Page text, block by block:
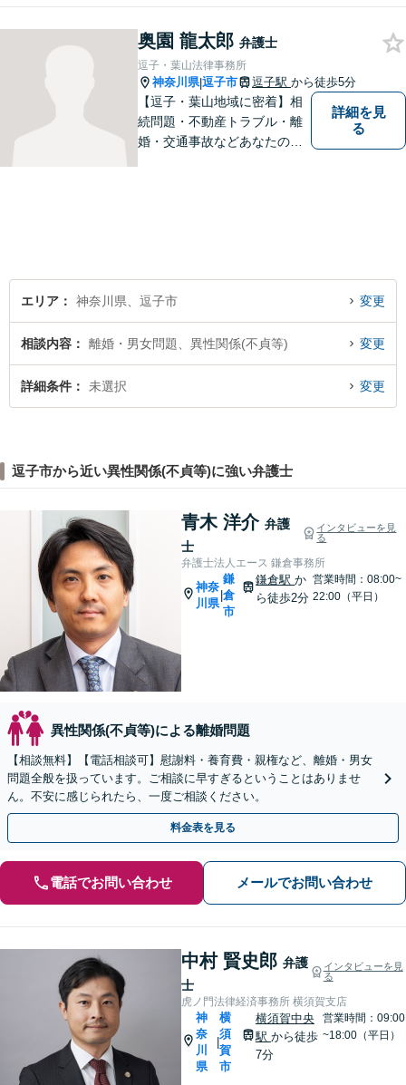
ど、幅広く対応可能。【明確
な料金体系】１件１件ていね
いに対応させて頂きます。ご
連絡ください。
奥園 龍太郎 弁護士
逗子・葉山法律事務所
神奈川県|逗子市 逗子駅 から徒歩5分
【逗子・葉山地域に密着】相
続問題・不動産トラブル・離
婚・交通事故などあなたの困
詳細を見
る
エリア 神奈川県、逗子市 変更
相談内容 離婚・男女問題、異性関係(不貞等) 変更
詳細条件 未選択 変更
逗子市から近い異性関係(不貞等)に強い弁護士
青木 洋介 弁護
士
インタビューを見
る
弁護士法人エース 鎌倉事務所
神奈
川県
|
鎌
倉
市
鎌倉駅か
ら徒歩2分
営業時間：08:00~
22:00（平日）
異性関係(不貞等)による離婚問題
【相談無料】【電話相談可】慰謝料・養育費・親権など、離婚・男女
問題全般を扱っています。ご相談に早すぎるということはありませ
ん。不安に感じられたら、一度ご相談ください。
料金表を見る
電話でお問い合わせ メールでお問い合わせ
中村 賢史郎 弁護
士
インタビューを見
る
虎ノ門法律経済事務所 横須賀支店
神
奈
川
県
|
横
須
賀
市
横須賀中央
駅 から徒歩
7分
営業時間：09:00
~18:00（平日）